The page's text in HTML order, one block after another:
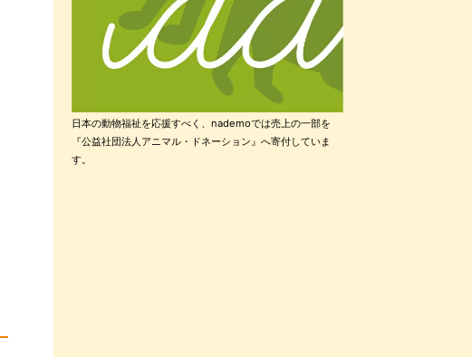
日本の動物福祉を応援すべく、nademoでは売上の一部を
『公益社団法人アニマル・ドネーション』へ寄付していま
す。